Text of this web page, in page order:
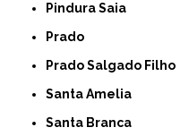
Pindura Saia
Prado
Prado Salgado Filho
Santa Amelia
Santa Branca